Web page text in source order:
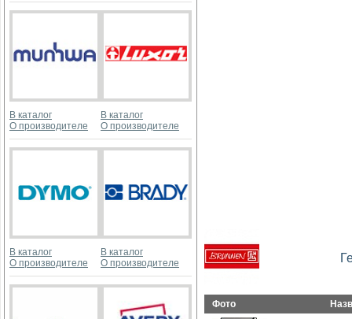
В каталог
О производителе
В каталог
О производителе
В каталог
О производителе
В каталог
О производителе
Фото